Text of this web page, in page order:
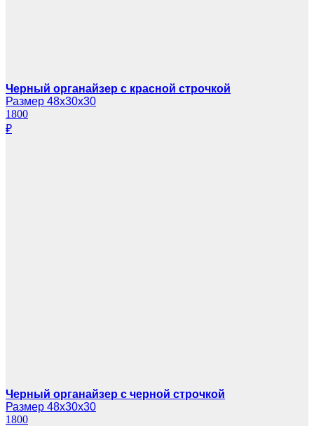
Черный органайзер с красной строчкой
Размер 48х30х30
1800
₽
Черный органайзер с черной строчкой
Размер 48х30х30
1800